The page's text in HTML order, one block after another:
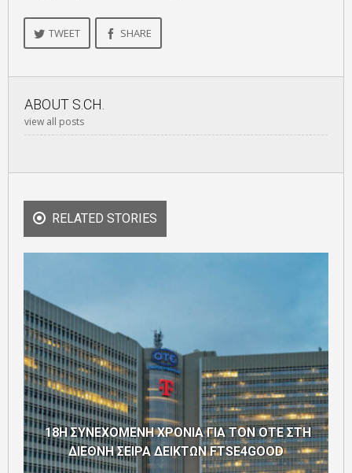
TWEET SHARE
ABOUT S.CH.
view all posts
RELATED STORIES
18Η ΣΥΝΕΧΟΜΕΝΗ ΧΡΟΝΙΑ ΓΙΑ ΤΟΝ ΟΤΕ ΣΤΗ
ΔΙΕΘΝΗ ΣΕΙΡΑ ΔΕΙΚΤΩΝ FTSE4GOOD